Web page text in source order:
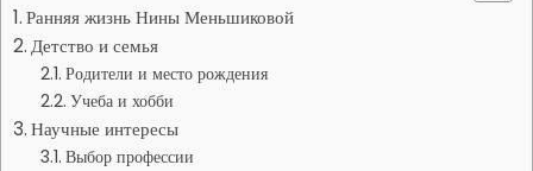
Ранняя жизнь Нины Меньшиковой
Детство и семья
Родители и место рождения
Учеба и хобби
Научные интересы
Выбор профессии